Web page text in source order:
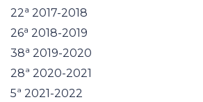
22a 2017-2018
26a 2018-2019
38a 2019-2020
28ª 2020-2021
5ª 2021-2022